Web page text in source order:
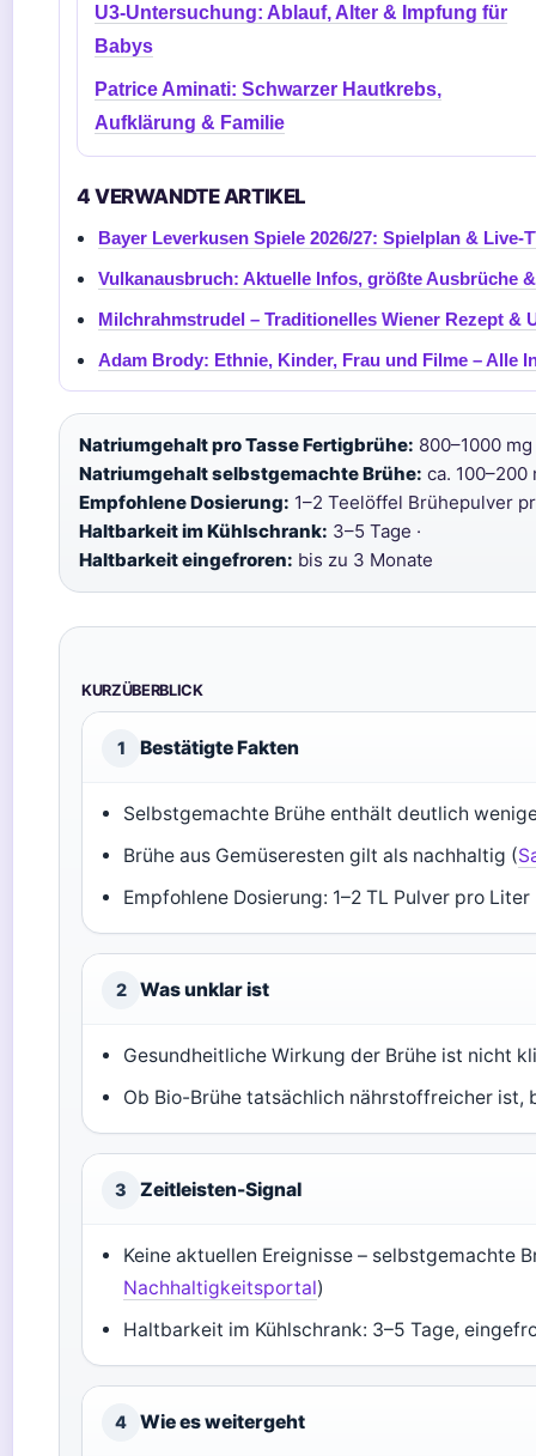
U3-Untersuchung: Ablauf, Alter & Impfung für
Babys
Patrice Aminati: Schwarzer Hautkrebs,
Aufklärung & Familie
4 VERWANDTE ARTIKEL
Bayer Leverkusen Spiele 2026/27: Spielplan & Live-
Vulkanausbruch: Aktuelle Infos, größte Ausbrüche
Milchrahmstrudel – Traditionelles Wiener Rezept &
Adam Brody: Ethnie, Kinder, Frau und Filme – Alle
Natriumgehalt pro Tasse Fertigbrühe: 800–1000
Natriumgehalt selbstgemachte Brühe: ca. 100–200
Empfohlene Dosierung: 1–2 Teelöffel Brühepulver
Haltbarkeit im Kühlschrank: 3–5 Tage ·
Haltbarkeit eingefroren: bis zu 3 Monate
KURZÜBERBLICK
1 Bestätigte Fakten
Selbstgemachte Brühe enthält deutlich
Brühe aus Gemüseresten gilt als nachhaltig (
Empfohlene Dosierung: 1–2 TL Pulver pro Liter
2 Was unklar ist
Gesundheitliche Wirkung der Brühe ist nicht
Ob Bio-Brühe tatsächlich nährstoffreicher ist,
3 Zeitleisten-Signal
Keine aktuellen Ereignisse – selbstgemachte
Nachhaltigkeitsportal)
Haltbarkeit im Kühlschrank: 3–5 Tage,
4 Wie es weitergeht